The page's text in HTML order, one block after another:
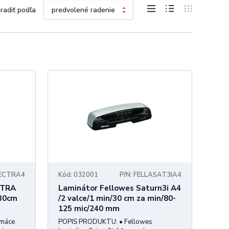
faktormi.
atraktívnejšími.
podľa
Kód: 032001 P/N: FELLASAT3IA4
Laminátor Fellowes Saturn3i A4
/2 valce/1 min/30 cm za min/80-
125 mic/240 mm
POPIS PRODUKTU: • Fellowes